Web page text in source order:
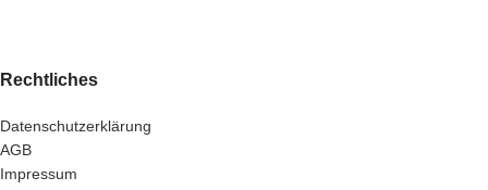
Rechtliches
Datenschutzerklärung
AGB
Impressum